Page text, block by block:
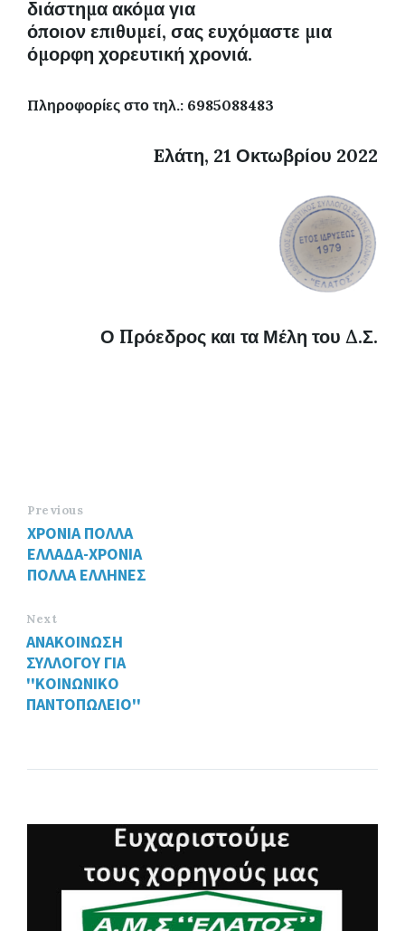
διάστημα ακόμα για
όποιον επιθυμεί, σας ευχόμαστε μια
όμορφη χορευτική χρονιά.
Πληροφορίες στο τηλ.: 6985088483
Eλάτη, 21 Οκτωβρίου 2022
Ο Πρόεδρος και τα Μέλη του Δ.Σ.
Previous
ΧΡΟΝΙΑ ΠΟΛΛΑ
ΕΛΛΑΔΑ-ΧΡΟΝΙΑ
ΠΟΛΛΑ ΕΛΛΗΝΕΣ
Next
ΑΝΑΚΟΙΝΩΣΗ
ΣΥΛΛΟΓΟΥ ΓΙΑ
''ΚΟΙΝΩΝΙΚΟ
ΠΑΝΤΟΠΩΛΕΙΟ''